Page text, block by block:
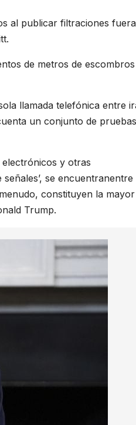
al publicar filtraciones
de metros de
llamada telefónica entre
un conjunto de
y otras
se encuentranentre
constituyen la mayor
Trump.